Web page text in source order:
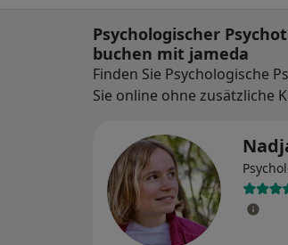
Psychologischer
buchen mit jameda
Finden Sie Psychologische
Sie online ohne zusätzliche